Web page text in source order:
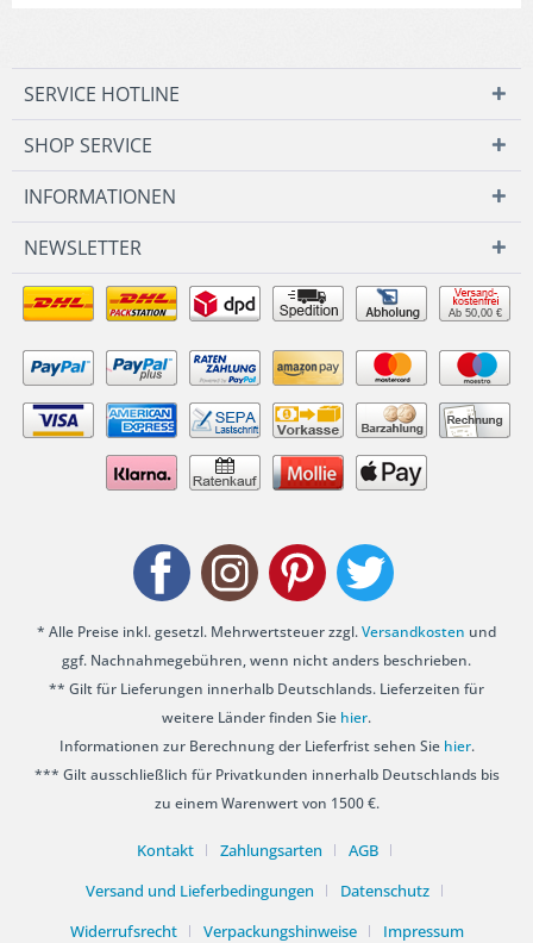
SERVICE HOTLINE
SHOP SERVICE
INFORMATIONEN
NEWSLETTER
Ab 50,00 €
* Alle Preise inkl. gesetzl. Mehrwertsteuer zzgl.Versandkosten und
ggf. Nachnahmegebühren, wenn nicht anders beschrieben.
** Gilt für Lieferungen innerhalb Deutschlands. Lieferzeiten für
weitere Länder finden Sie hier.
Informationen zur Berechnung der Lieferfrist sehen Sie hier.
*** Gilt ausschließlich für Privatkunden innerhalb Deutschlands bis
zu einem Warenwert von 1500 €.
Kontakt Zahlungsarten
AGB
Versand und Lieferbedingungen
Datenschutz
Widerrufsrecht
Verpackungshinweise Impressum